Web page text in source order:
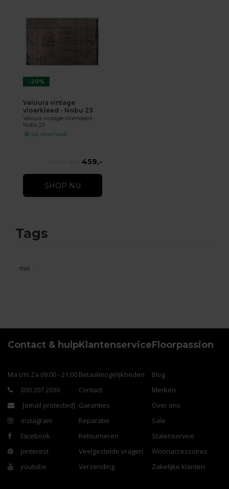
-20%
Velours vintage
vloerkleed - Nobu 23
Velours vintage vloerkleed -
Nobu 23
op voorraad
459,-
SHOP NU
Tags
mix
Contact & hulp
Ma t/m Za 09:00 - 21:00
030 207 2030
[email protected]
instagram
facebook
pinterest
youtube
Klantenservice
Betaalmogelijkheden
Contact
Garanties
Reparatie
Retourneren
Veelgestelde vragen
Verzending
Floorpassion
Blog
Merken
Over ons
Sale
Stalenservice
Woonaccessoires
Zakelijke klanten